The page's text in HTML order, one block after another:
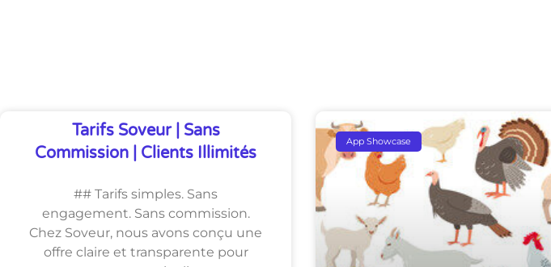
Tarifs Soveur | Sans
Commission | Clients Illimités
## Tarifs simples. Sans
engagement. Sans commission.
Chez Soveur, nous avons conçu une
offre claire et transparente pour
App Showcase